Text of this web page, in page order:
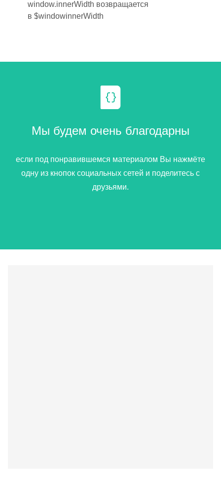
window.innerWidth возвращается
в $windowinnerWidth
Мы будем очень благодарны
если под понравившемся материалом Вы нажмёте
одну из кнопок социальных сетей и поделитесь с
друзьями.